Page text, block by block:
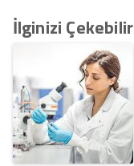
İlginizi Çekebilir